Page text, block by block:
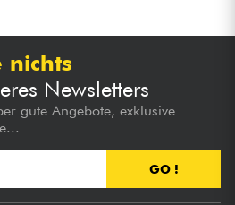
nichts
Newsletters
gute Angebote, exklusive
GO !